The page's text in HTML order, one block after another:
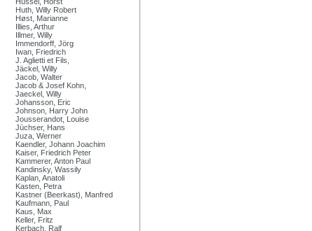
Huth, Willy Robert
Høst, Marianne
Illies, Arthur
Illmer, Willy
Immendorff, Jörg
Iwan, Friedrich
J. Aglietti et Fils,
Jäckel, Willy
Jacob, Walter
Jacob & Josef Kohn,
Jaeckel, Willy
Johansson, Eric
Johnson, Harry John
Jousserandot, Louise
Jüchser, Hans
Juza, Werner
Kaendler, Johann Joachim
Kaiser, Friedrich Peter
Kammerer, Anton Paul
Kandinsky, Wassily
Kaplan, Anatoli
Kasten, Petra
Kastner (Beerkast), Manfred
Kaufmann, Paul
Kaus, Max
Keller, Fritz
Kerbach, Ralf